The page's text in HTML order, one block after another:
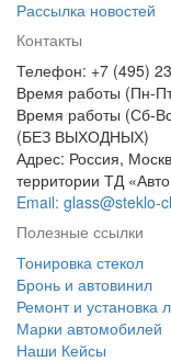
Рассылка новостей
Контакты
Телефон: +7 (495)
Время работы (Пн-
Время работы (Сб-
(БЕЗ ВЫХОДНЫХ)
Адрес: Россия,
территории ТД
Email: glass@steklo-
Полезные ссылки
Тонировка стекол
Бронь и автовинил
Ремонт и установка
Марки автомобилей
Наши Кейсы